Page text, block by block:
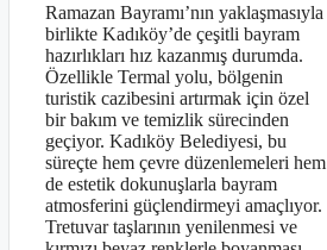
Ramazan Bayramı’nın yaklaşmasıyla
birlikte Kadıköy’de çeşitli bayram
hazırlıkları hız kazanmış durumda.
Özellikle Termal yolu, bölgenin
turistik cazibesini artırmak için özel
bir bakım ve temizlik sürecinden
geçiyor. Kadıköy Belediyesi, bu
süreçte hem çevre düzenlemeleri hem
de estetik dokunuşlarla bayram
atmosferini güçlendirmeyi amaçlıyor.
Tretuvar taşlarının yenilenmesi ve